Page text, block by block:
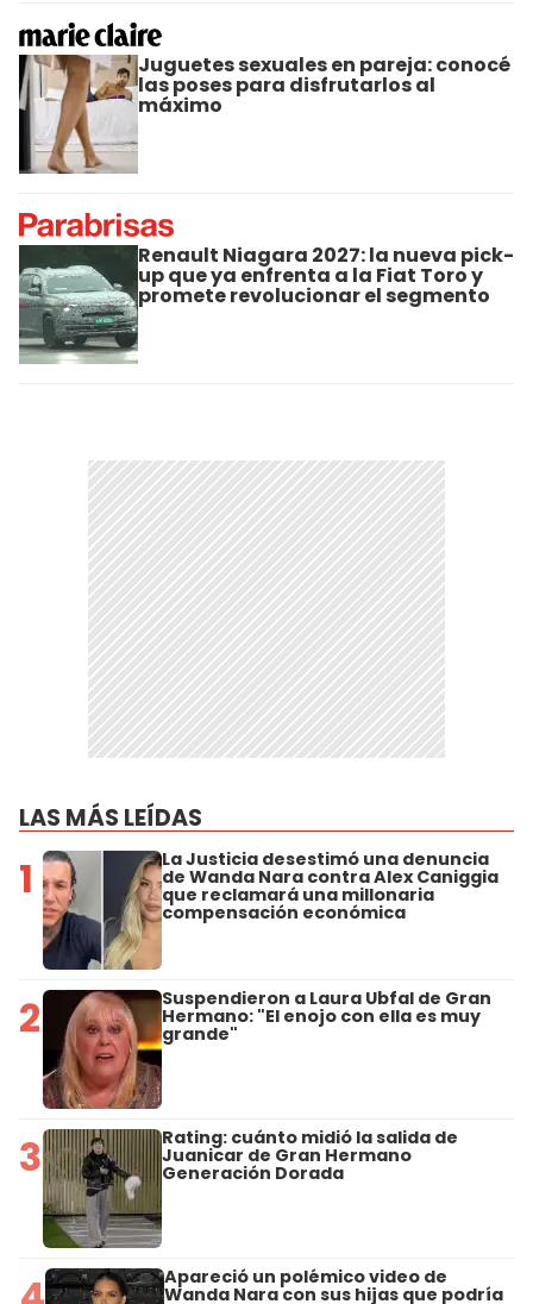
Juguetes sexuales en pareja: conocé
las poses para disfrutarlos al
máximo
Renault Niagara 2027: la nueva pick-
up que ya enfrenta a la Fiat Toro y
promete revolucionar el segmento
LAS MÁS LEÍDAS
1 La Justicia desestimó una denuncia
de Wanda Nara contra Alex Caniggia
que reclamará una millonaria
compensación económica
2 Suspendieron a Laura Ubfal de Gran
Hermano: "El enojo con ella es muy
grande"
3 Rating: cuánto midió la salida de
Juanicar de Gran Hermano
Generación Dorada
Apareció un polémico video de
Wanda Nara con sus hijas que podría